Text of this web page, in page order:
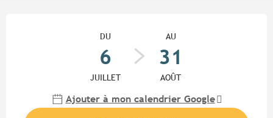
DU
6
JUILLET
AU
31
AOÛT
Ajouter à mon calendrier Google